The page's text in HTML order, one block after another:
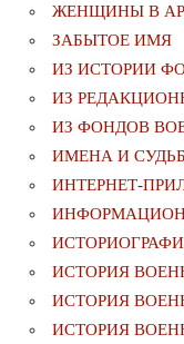
ЖЕНЩИНЫ В
ЗАБЫТОЕ ИМЯ
ИЗ ИСТОРИИ
ИЗ
ИЗ ФОНДОВ
ИМЕНА И
ИНТЕРНЕТ-
ИСТОРИЯ
ИСТОРИЯ
ИСТОРИЯ